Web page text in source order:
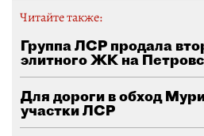
Читайте также:
Группа ЛСР продала
элитного ЖК на
Для дороги в обход
участки ЛСР